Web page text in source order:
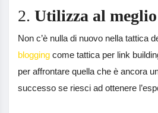
2. Utilizza al
Non c’è nulla di nuovo nella tattica
blogging come tattica per link
per affrontare quella che è ancora
successo se riesci ad ottenere